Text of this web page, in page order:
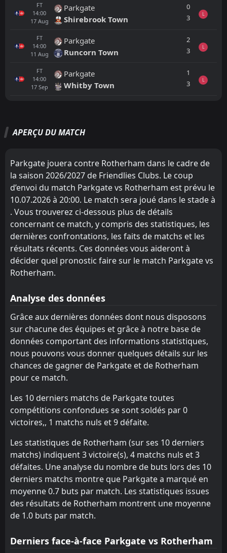
FT
14:00
17 Aug
Parkgate
Shirebrook Town
0
3
L
FT
14:00
11 Aug
Parkgate
Runcorn Town
2
3
L
FT
14:00
17 Sep
Parkgate
Whitby Town
1
3
L
FT
18:30
04 Aug
Rotherham
Derby
1
1
D
FT
18:30
28Jul
Darlington 1883
Rotherham
2
FT
14:00
25 Jul
Rotherham
Sheffield Utd
0
FT
14:00
Rotherham
1
D
FT
14Jul
AFC Emley
Rotherham
1
1
18:00
Parkgate
FT
14:00
02May
Wycombe
Rotherham
3
FT
14:00
25Apr
Rotherham
Reading
1
1
FT
18:45
21Apr
Rotherham
Luton
2
L
FT
14:00
Leyton Orient
Rotherham
0
FT
18:45
Wigan
3
APERÇU DU MATCH
Parkgate jouera contre Rotherham dans le cadre de
la saison 2026/2027 de Friendlies Clubs. Le coup
d’envoi du match Parkgate vs Rotherham est prévu le
10.07.2026 à 20:00. Le match sera joué dans le stade à
. Vous trouverez ci-dessous plus de détails
concernant ce match, y compris des statistiques, les
dernières confrontations, les faits de matchs et les
résultats récents. Ces données vous aideront à
décider quel pronostic faire sur le match Parkgate vs
Rotherham.
Analyse des données
Grâce aux dernières données dont nous disposons
sur chacune des équipes et grâce à notre base de
données comportant des informations statistiques,
nous pouvons vous donner quelques détails sur les
chances de gagner de Parkgate et de Rotherham
pour ce match.
Les 10 derniers matchs de Parkgate toutes
compétitions confondues se sont soldés par 0
victoires,, 1 matchs nuls et 9 défaite.
Les statistiques de Rotherham (sur ses 10 derniers
matchs) indiquent 3 victoire(s), 4 matchs nuls et 3
défaites. Une analyse du nombre de buts lors des 10
derniers matchs montre que Parkgate a marqué en
moyenne 0.7 buts par match. Les statistiques issues
des résultats de Rotherham montrent une moyenne
de 1.0 buts par match.
Derniers face-à-face Parkgate vs Rotherham